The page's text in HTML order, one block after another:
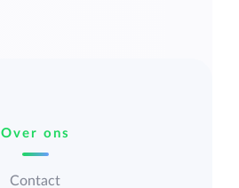
Over ons
Contact